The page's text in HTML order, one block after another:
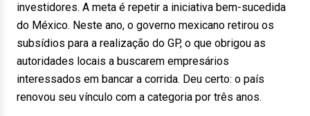
investidores. A meta é repetir a iniciativa bem-sucedida
do México. Neste ano, o governo mexicano retirou os
subsídios para a realização do GP, o que obrigou as
autoridades locais a buscarem empresários
interessados em bancar a corrida. Deu certo: o país
renovou seu vínculo com a categoria por três anos.